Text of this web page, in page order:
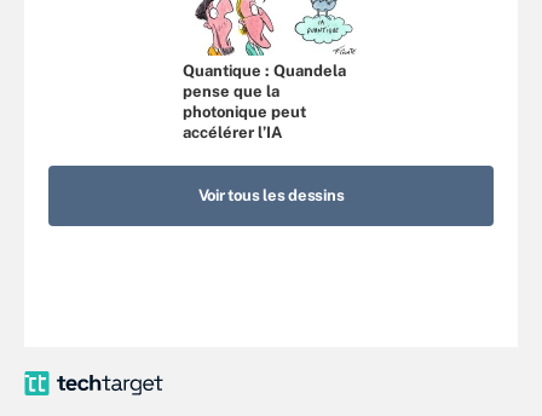
Quantique : Quandela
pense que la
photonique peut
accélérer l’IA
Voir tous les dessins